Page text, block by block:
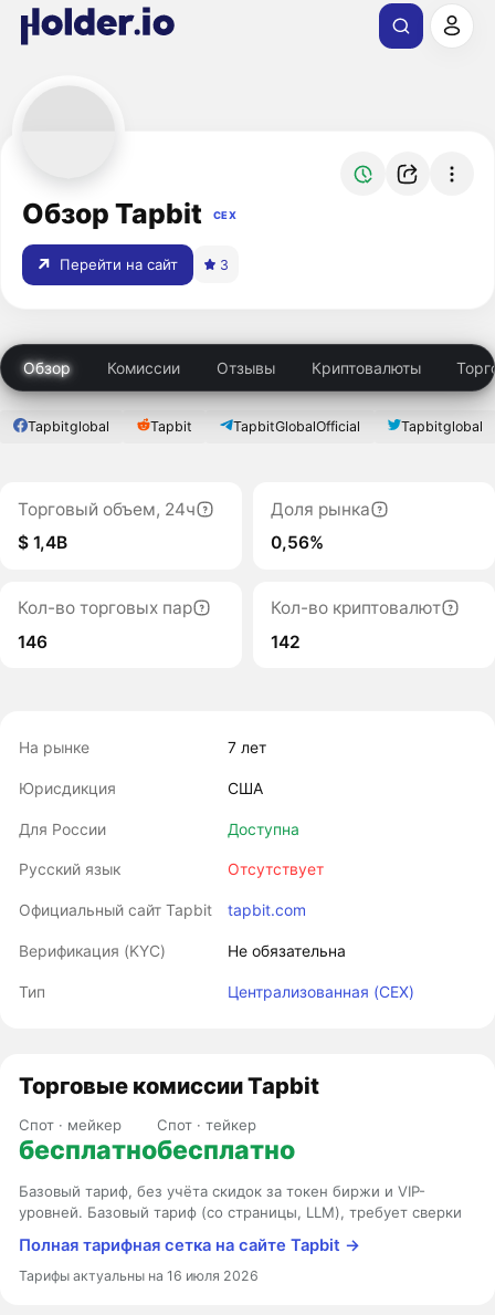
Обзор Tapbit CEX
Перейти на сайт 3
Обзор Комиссии Отзывы Криптовалюты
Tapbitglobal Tapbit TapbitGlobalOfficial Tapbitglobal
Торговый объем, 24ч
$ 1,4B
Доля рынка
0,56%
Кол-во торговых пар
146
Кол-во криптовалют
142
На рынке 7 лет
Юрисдикция США
Для России Доступна
Русский язык Отсутствует
Официальный сайт Tapbit tapbit.com
Верификация (KYC) Не обязательна
Тип Централизованная (CEX)
Торговые комиссии Tapbit
Спот · мейкер
бесплатно
Спот · тейкер
бесплатно
Базовый тариф, без учёта скидок за токен биржи и VIP-
уровней. Базовый тариф (со страницы, LLM), требует сверки
Полная тарифная сетка на сайте Tapbit →
Тарифы актуальны на 16 июля 2026